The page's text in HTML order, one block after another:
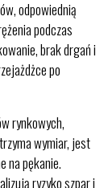
odpowiednią
podczas
brak drgań i
po
rynkowych,
wymiar, jest
na pękanie.
ryzyko szpar i